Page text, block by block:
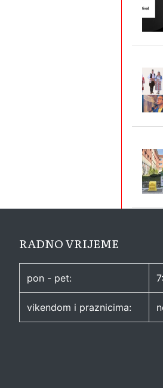
RADNO VRIJEME
pon - pet:
vikendom i praznicima: